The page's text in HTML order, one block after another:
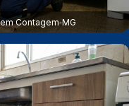
Contagem‑MG